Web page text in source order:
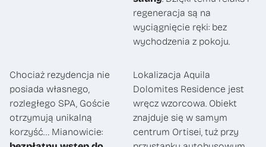
regeneracja są na
wyciągnięcie ręki: bez
wychodzenia z pokoju.
Chociaż rezydencja nie
posiada własnego,
rozległego SPA, Goście
otrzymują unikalną
korzyść… Mianowicie:
Lokalizacja Aquila
Dolomites Residence jest
wręcz wzorcowa. Obiekt
znajduje się w samym
centrum Ortisei, tuż przy